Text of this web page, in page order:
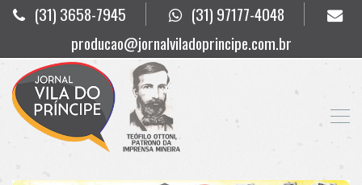
(31) 3658-7945
(31) 97177-4048
producao@jornalviladoprincipe.com.br